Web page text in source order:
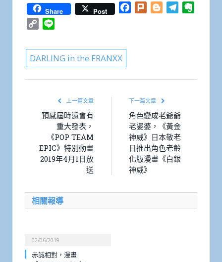
Share Post Facebook
Plurk BloggerTelegram
Copy
DARLING in the FRANXX
上一篇文章
預感屆時還會有
重大發表，
《POP TEAM
EPIC》特別動畫
2019年4月1日放
送
下一篇文章
角色變成老爺爺
老婆婆，《黃金
神威》日本敬老
日推出角色老齡
化版漫畫《白銀
神威》
相關報導
02/06/2019
赤誠相對，漫畫